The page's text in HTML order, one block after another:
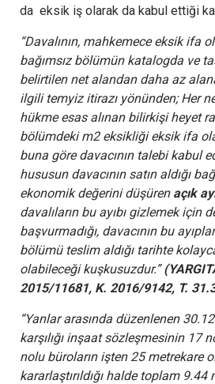
da eksik iş olarak da kabul ettiği
“Davalının, mahkemece eksik ifa
bağımsız bölümün katalogda ve
belirtilen net alandan daha az
ilgili temyiz itirazı yönünden; Her
hükme esas alınan bilirkişi heyet
bölümdeki m2 eksikliği eksik ifa
buna göre davacının talebi kabul
hususun davacının satın aldığı
ekonomik değerini düşüren açık
davalıların bu ayıbı gizlemek için
başvurmadığı, davacının bu
bölümü teslim aldığı tarihte
olabileceği kuşkusuzdur.”
2015/11681, K. 2016/9142, T.
“Yanlar arasında düzenlenen
karşılığı inşaat sözleşmesinin 17
nolu büroların işten 25 metrekare
kararlaştırıldığı halde toplam 9.44